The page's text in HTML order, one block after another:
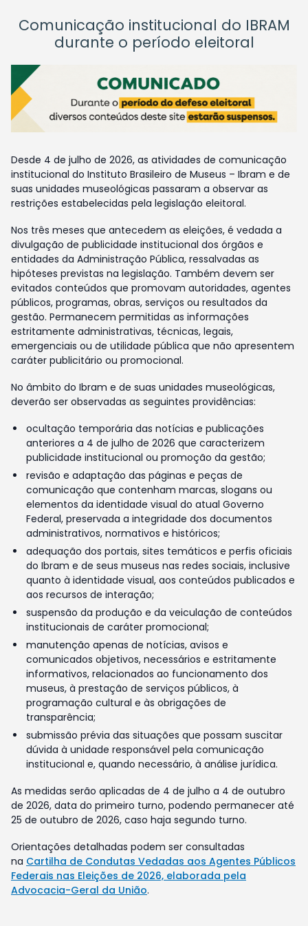
Comunicação institucional do IBRAM
durante o período eleitoral
Desde 4 de julho de 2026, as atividades de comunicação
institucional do Instituto Brasileiro de Museus – Ibram e de
suas unidades museológicas passaram a observar as
restrições estabelecidas pela legislação eleitoral.
Nos três meses que antecedem as eleições, é vedada a
divulgação de publicidade institucional dos órgãos e
entidades da Administração Pública, ressalvadas as
hipóteses previstas na legislação. Também devem ser
evitados conteúdos que promovam autoridades, agentes
públicos, programas, obras, serviços ou resultados da
gestão. Permanecem permitidas as informações
estritamente administrativas, técnicas, legais,
emergenciais ou de utilidade pública que não apresentem
caráter publicitário ou promocional.
No âmbito do Ibram e de suas unidades museológicas,
deverão ser observadas as seguintes providências:
ocultação temporária das notícias e publicações
anteriores a 4 de julho de 2026 que caracterizem
publicidade institucional ou promoção da gestão;
revisão e adaptação das páginas e peças de
comunicação que contenham marcas, slogans ou
elementos da identidade visual do atual Governo
Federal, preservada a integridade dos documentos
administrativos, normativos e históricos;
adequação dos portais, sites temáticos e perfis oficiais
do Ibram e de seus museus nas redes sociais, inclusive
quanto à identidade visual, aos conteúdos publicados e
aos recursos de interação;
suspensão da produção e da veiculação de conteúdos
institucionais de caráter promocional;
manutenção apenas de notícias, avisos e
comunicados objetivos, necessários e estritamente
informativos, relacionados ao funcionamento dos
museus, à prestação de serviços públicos, à
programação cultural e às obrigações de
transparência;
submissão prévia das situações que possam suscitar
dúvida à unidade responsável pela comunicação
institucional e, quando necessário, à análise jurídica.
As medidas serão aplicadas de 4 de julho a 4 de outubro
de 2026, data do primeiro turno, podendo permanecer até
25 de outubro de 2026, caso haja segundo turno.
Orientações detalhadas podem ser consultadas
na Cartilha de Condutas Vedadas aos Agentes Públicos
Federais nas Eleições de 2026, elaborada pela
Advocacia-Geral da União.